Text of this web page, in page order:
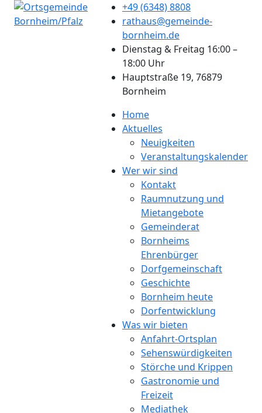
+49 (6348) 8808
rathaus@gemeinde-
bornheim.de
Dienstag & Freitag 16:00 –
18:00 Uhr
Hauptstraße 19, 76879
Bornheim
Home
Aktuelles
Neuigkeiten
Veranstaltungskalender
Wer wir sind
Kontakt
Raumnutzung und
Mietangebote
Gemeinderat
Bornheims
Ehrenbürger
Dorfgemeinschaft
Geschichte
Bornheim heute
Dorfentwicklung
Was wir bieten
Anfahrt-Ortsplan
Sehenswürdigkeiten
Störche und Krippen
Gastronomie und
Freizeit
Mediathek